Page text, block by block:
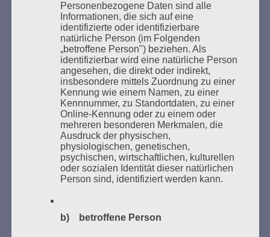
Donnerstag, 21. Mai 2026, 11 – 18 Uhr
Zum 26. Mal gibt es eine Marathonlesung anlässlich
des Gedenkens an die Verbrennung von Büchern am
Kaifu-Ufer – genau an dem Ort, wo im Mai 1933 NS-
Studentenorganisationen und Burschenschaftler
Bücher verbrannten.
Weitere Informationen:lesezeichen-setzen.de
GEDENKEN UND ERINNERN BEGINNT IN
UNSERER NACHBARSCHAFT
Personenbezogene Daten sind alle
Informationen, die sich auf eine
identifizierte oder identifizierbare
natürliche Person (im Folgenden
„betroffene Person") beziehen. Als
identifizierbar wird eine natürliche Person
angesehen, die direkt oder indirekt,
insbesondere mittels Zuordnung zu einer
Kennung wie einem Namen, zu einer
Kennnummer, zu Standortdaten, zu einer
Online-Kennung oder zu einem oder
mehreren besonderen Merkmalen, die
Ausdruck der physischen,
physiologischen, genetischen,
psychischen, wirtschaftlichen, kulturellen
oder sozialen Identität dieser natürlichen
Person sind, identifiziert werden kann.
b) betroffene Person